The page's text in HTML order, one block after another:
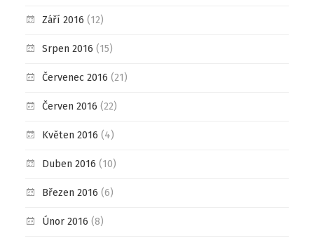
Září 2016 (12)
Srpen 2016 (15)
Červenec 2016 (21)
Červen 2016 (22)
Květen 2016 (4)
Duben 2016 (10)
Březen 2016 (6)
Únor 2016 (8)